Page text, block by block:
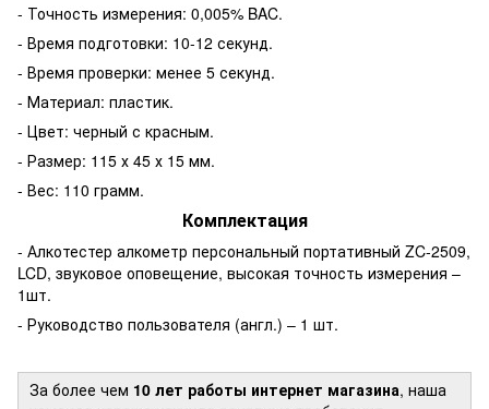
- Точность измерения: 0,005% BAC.
- Время подготовки: 10-12 секунд.
- Время проверки: менее 5 секунд.
- Материал: пластик.
- Цвет: черный с красным.
- Размер: 115 х 45 х 15 мм.
- Вес: 110 грамм.
Комплектация
- Алкотестер алкометр персональный портативный ZC-2509,
LCD, звуковое оповещение, высокая точность измерения –
1шт.
- Руководство пользователя (англ.) – 1 шт.
За более чем 10 лет работы интернет магазина, наша